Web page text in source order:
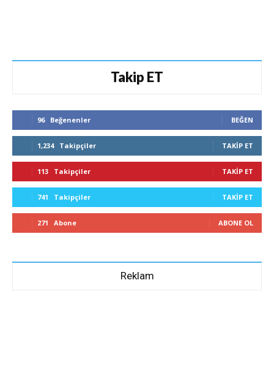
Takip ET
96 Beğenenler BEĞEN
1,234 Takipçiler TAKIP ET
113 Takipçiler TAKIP ET
741 Takipçiler TAKIP ET
271 Abone ABONE OL
Reklam